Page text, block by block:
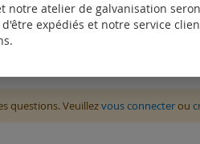
questions. Veuillezvous connecterou
notre atelier de galvanisation
expédiés et notre service